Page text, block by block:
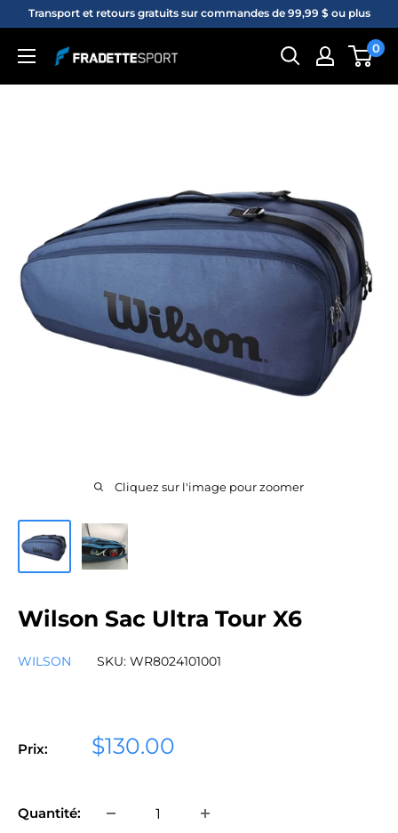
Passer
contenu
Transport et retours gratuits sur commandes de 99,99 $ ou plus
Fradette
sport
0
Cliquez sur l'image pour zoomer
Wilson Sac Ultra Tour X6
WILSON SKU: WR8024101001
Prix:
Prix
$130.00
Quantité: